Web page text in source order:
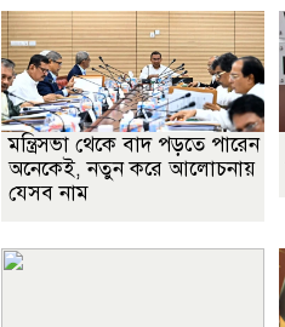
মন্ত্রিসভা থেকে বাদ পড়তে পারেন
অনেকেই, নতুন করে আলোচনায়
যেসব নাম